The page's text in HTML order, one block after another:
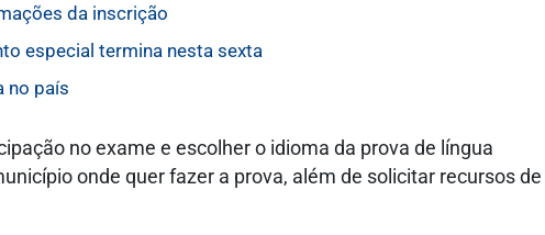
da inscrição
especial termina nesta sexta
no país
no exame e escolher o idioma da prova de língua
onde quer fazer a prova, além de solicitar recursos de